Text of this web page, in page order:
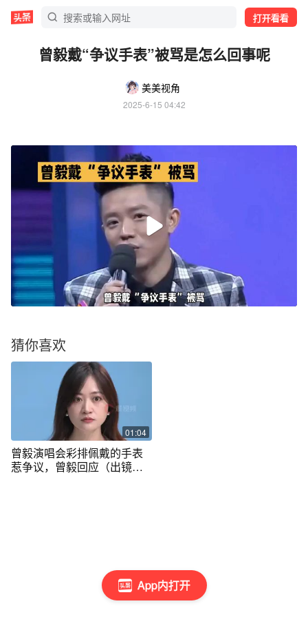
打开看看
App内打开
曾毅戴“争议手表”被骂是怎么回事呢
美美视角
2025-6-15 04:42
猜你喜欢
01:04
曾毅演唱会彩排佩戴的手表
惹争议，曾毅回应（出镜：